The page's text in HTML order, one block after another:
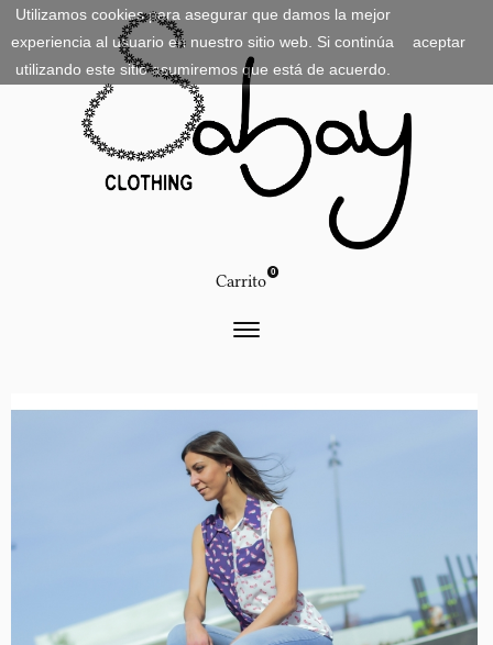
Utilizamos cookies para asegurar que damos la mejor
experiencia al usuario en nuestro sitio web. Si continúa
utilizando este sitio asumiremos que está de acuerdo.
aceptar
Carrito 0